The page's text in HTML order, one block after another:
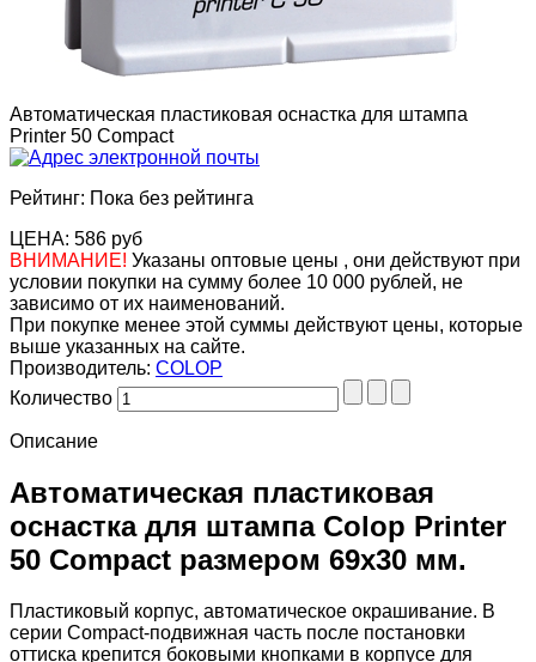
Автоматическая пластиковая оснастка для штампа
Printer 50 Compact
Рейтинг: Пока без рейтинга
ЦЕНА: 586 руб
ВНИМАНИЕ! Указаны оптовые цены , они действуют при
условии покупки на сумму более 10 000 рублей, не
зависимо от их наименований.
При покупке менее этой суммы действуют цены, которые
выше указанных на сайте.
Производитель: COLOP
Количество
Описание
Автоматическая пластиковая
оснастка для штампа Colop Printer
50 Compact размером 69х30 мм.
Пластиковый корпус, автоматическое окрашивание. В
серии Compact-подвижная часть после постановки
оттиска крепится боковыми кнопками в корпусе для